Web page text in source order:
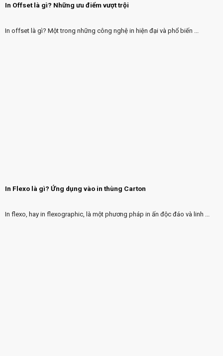
In Offset là gì? Những ưu điểm vượt trội
In offset là gì? Một trong những công nghệ in hiện đại và phổ biến ...
In Flexo là gì? Ứng dụng vào in thùng Carton
In flexo, hay in flexographic, là một phương pháp in ấn độc đáo và linh ...